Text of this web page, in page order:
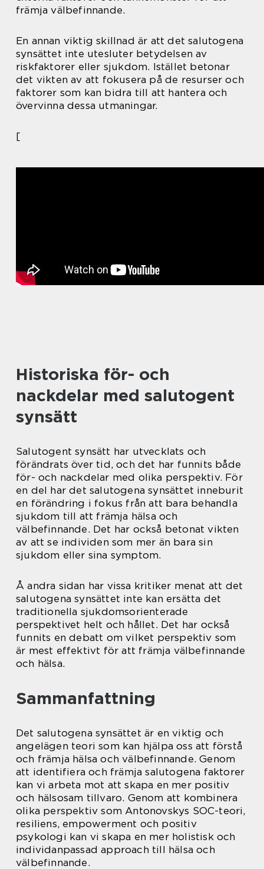
främja välbefinnande.
En annan viktig skillnad är att det salutogena
synsättet inte utesluter betydelsen av
riskfaktorer eller sjukdom. Istället betonar
det vikten av att fokusera på de resurser och
faktorer som kan bidra till att hantera och
övervinna dessa utmaningar.
[
Historiska för- och
nackdelar med salutogent
synsätt
Salutogent synsätt har utvecklats och
förändrats över tid, och det har funnits både
för- och nackdelar med olika perspektiv. För
en del har det salutogena synsättet inneburit
en förändring i fokus från att bara behandla
sjukdom till att främja hälsa och
välbefinnande. Det har också betonat vikten
av att se individen som mer än bara sin
sjukdom eller sina symptom.
Å andra sidan har vissa kritiker menat att det
salutogena synsättet inte kan ersätta det
traditionella sjukdomsorienterade
perspektivet helt och hållet. Det har också
funnits en debatt om vilket perspektiv som
är mest effektivt för att främja välbefinnande
och hälsa.
Sammanfattning
Det salutogena synsättet är en viktig och
angelägen teori som kan hjälpa oss att förstå
och främja hälsa och välbefinnande. Genom
att identifiera och främja salutogena faktorer
kan vi arbeta mot att skapa en mer positiv
och hälsosam tillvaro. Genom att kombinera
olika perspektiv som Antonovskys SOC-teori,
resiliens, empowerment och positiv
psykologi kan vi skapa en mer holistisk och
individanpassad approach till hälsa och
välbefinnande.